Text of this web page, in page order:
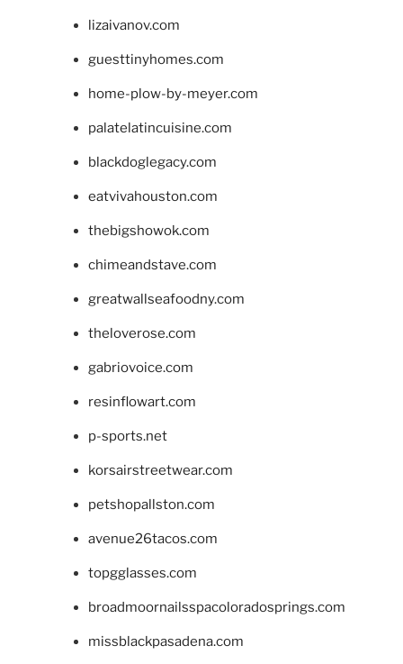
lizaivanov.com
guesttinyhomes.com
home-plow-by-meyer.com
palatelatincuisine.com
blackdoglegacy.com
eatvivahouston.com
thebigshowok.com
chimeandstave.com
greatwallseafoodny.com
theloverose.com
gabriovoice.com
resinflowart.com
p-sports.net
korsairstreetwear.com
petshopallston.com
avenue26tacos.com
topgglasses.com
broadmoornailsspacoloradosprings.com
missblackpasadena.com